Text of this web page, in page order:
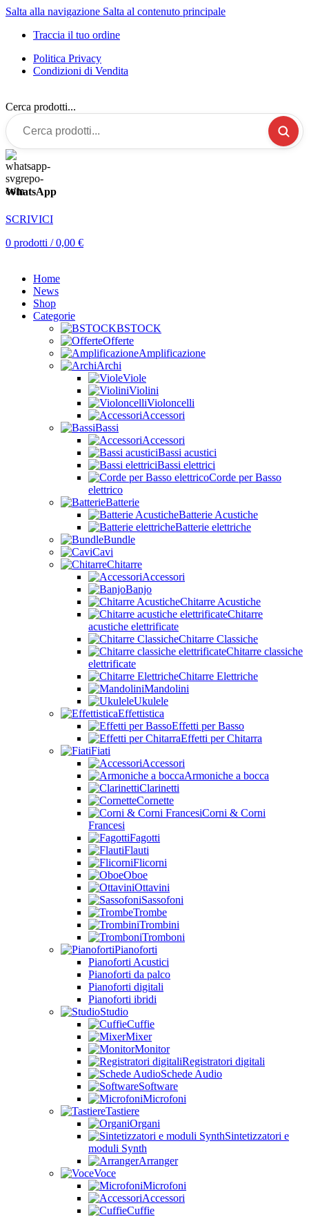
Salta alla navigazione Salta al contenuto principale
Traccia il tuo ordine
Politica Privacy
Condizioni di Vendita
Cerca prodotti...
WhatsApp
SCRIVICI
0 prodotti / 0,00 €
Home
News
Shop
Categorie
BSTOCK
Offerte
Amplificazione
Archi
Viole
Violini
Violoncelli
Accessori
Bassi
Accessori
Bassi acustici
Bassi elettrici
Corde per Basso
elettrico
Batterie
Batterie Acustiche
Batterie elettriche
Bundle
Cavi
Chitarre
Accessori
Banjo
Chitarre Acustiche
Chitarre
acustiche elettrificate
Chitarre Classiche
Chitarre classiche
elettrificate
Chitarre Elettriche
Mandolini
Ukulele
Effettistica
Effetti per Basso
Effetti per Chitarra
Fiati
Accessori
Armoniche a bocca
Clarinetti
Cornette
Corni & Corni
Francesi
Fagotti
Flauti
Flicorni
Oboe
Ottavini
Sassofoni
Trombe
Trombini
Tromboni
Pianoforti
Pianoforti Acustici
Pianoforti da palco
Pianoforti digitali
Pianoforti ibridi
Studio
Cuffie
Mixer
Monitor
Registratori digitali
Schede Audio
Software
Microfoni
Tastiere
Organi
Sintetizzatori e
moduli Synth
Arranger
Voce
Microfoni
Accessori
Cuffie